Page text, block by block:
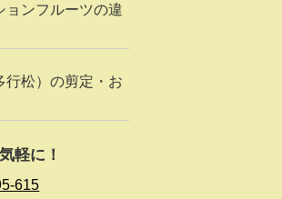
ョンフルーツの違
行松）の剪定・お
軽に！
615